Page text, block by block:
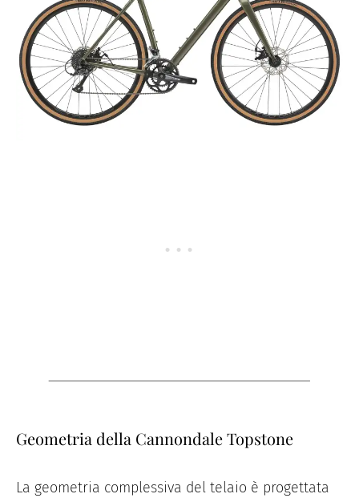
Geometria della Cannondale Topstone
La geometria complessiva del telaio è progettata